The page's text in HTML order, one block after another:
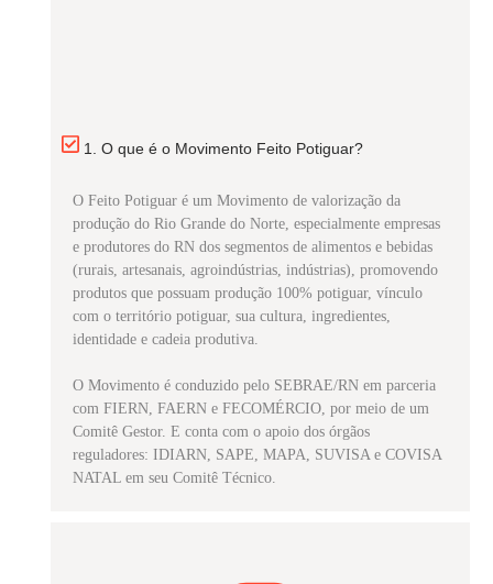
1. O que é o Movimento Feito Potiguar?
O Feito Potiguar é um Movimento de valorização da
produção do Rio Grande do Norte, especialmente empresas
e produtores do RN dos segmentos de alimentos e bebidas
(rurais, artesanais, agroindústrias, indústrias), promovendo
produtos que possuam produção 100% potiguar, vínculo
com o território potiguar, sua cultura, ingredientes,
identidade e cadeia produtiva.
O Movimento é conduzido pelo SEBRAE/RN em parceria
com FIERN, FAERN e FECOMÉRCIO, por meio de um
Comitê Gestor. E conta com o apoio dos órgãos
reguladores: IDIARN, SAPE, MAPA, SUVISA e COVISA
NATAL em seu Comitê Técnico.